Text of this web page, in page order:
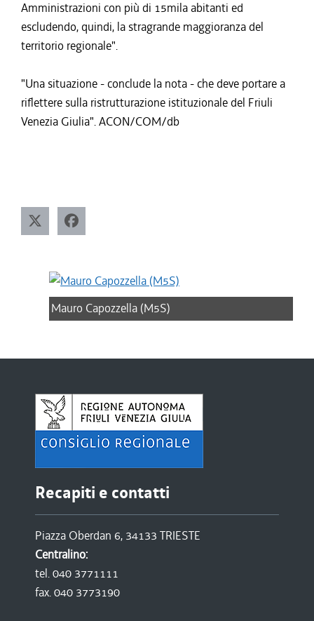
Amministrazioni con più di 15mila abitanti ed
escludendo, quindi, la stragrande maggioranza del
territorio regionale".
"Una situazione - conclude la nota - che deve portare a
riflettere sulla ristrutturazione istituzionale del Friuli
Venezia Giulia". ACON/COM/db
Mauro Capozzella (M5S)
Recapiti e contatti
Piazza Oberdan 6, 34133 TRIESTE
Centralino:
tel. 040 3771111
fax. 040 3773190